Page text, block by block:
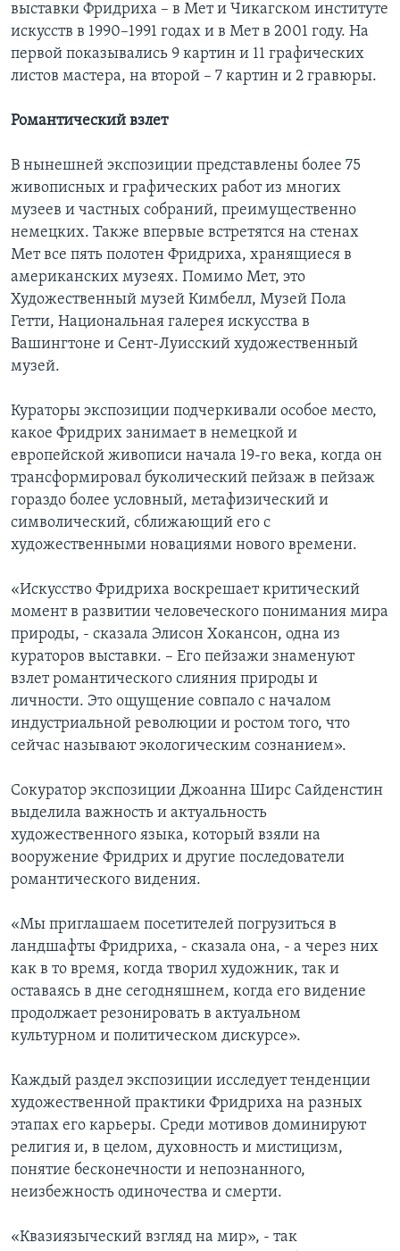
выставки Фридриха – в Мет и Чикагском институте
искусств в 1990–1991 годах и в Мет в 2001 году. На
первой показывались 9 картин и 11 графических
листов мастера, на второй – 7 картин и 2 гравюры.
Романтический взлет
В нынешней экспозиции представлены более 75
живописных и графических работ из многих
музеев и частных собраний, преимущественно
немецких. Также впервые встретятся на стенах
Мет все пять полотен Фридриха, хранящиеся в
американских музеях. Помимо Мет, это
Художественный музей Кимбелл, Музей Пола
Гетти, Национальная галерея искусства в
Вашингтоне и Сент-Луисский художественный
музей.
Кураторы экспозиции подчеркивали особое место,
какое Фридрих занимает в немецкой и
европейской живописи начала 19-го века, когда он
трансформировал буколический пейзаж в пейзаж
гораздо более условный, метафизический и
символический, сближающий его с
художественными новациями нового времени.
«Искусство Фридриха воскрешает критический
момент в развитии человеческого понимания мира
природы, - сказала Элисон Хокансон, одна из
кураторов выставки. – Его пейзажи знаменуют
взлет романтического слияния природы и
личности. Это ощущение совпало с началом
индустриальной революции и ростом того, что
сейчас называют экологическим сознанием».
Сокуратор экспозиции Джоанна Ширс Сайденстин
выделила важность и актуальность
художественного языка, который взяли на
вооружение Фридрих и другие последователи
романтического видения.
«Мы приглашаем посетителей погрузиться в
ландшафты Фридриха, - сказала она, - а через них
как в то время, когда творил художник, так и
оставаясь в дне сегодняшнем, когда его видение
продолжает резонировать в актуальном
культурном и политическом дискурсе».
Каждый раздел экспозиции исследует тенденции
художественной практики Фридриха на разных
этапах его карьеры. Среди мотивов доминируют
религия и, в целом, духовность и мистицизм,
понятие бесконечности и непознанного,
неизбежность одиночества и смерти.
«Квазиязыческий взгляд на мир», - так